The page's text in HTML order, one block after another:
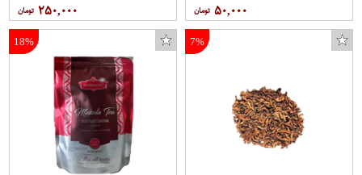
۵۰,۰۰۰ ۲۵۰,۰۰۰
7%
18%